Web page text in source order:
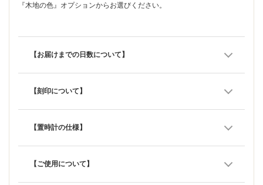
『木地の色』オプションからお選びください。
【お届けまでの日数について】
【刻印について】
【置時計の仕様】
【ご使用について】